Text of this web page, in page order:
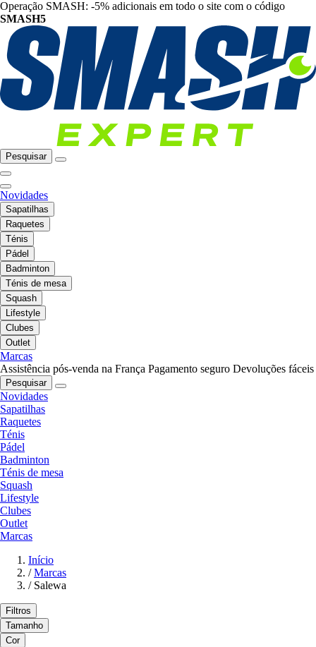
Operação SMASH: -5% adicionais em todo o site com o código
SMASH5
Pesquisar
Novidades
Sapatilhas
Raquetes
Ténis
Pádel
Badminton
Ténis de mesa
Squash
Lifestyle
Clubes
Outlet
Marcas
Assistência pós-venda na França Pagamento seguro Devoluções fáceis
Pesquisar
Novidades
Sapatilhas
Raquetes
Ténis
Pádel
Badminton
Ténis de mesa
Squash
Lifestyle
Clubes
Outlet
Marcas
Início
/ Marcas
/ Salewa
Filtros
Tamanho
Cor